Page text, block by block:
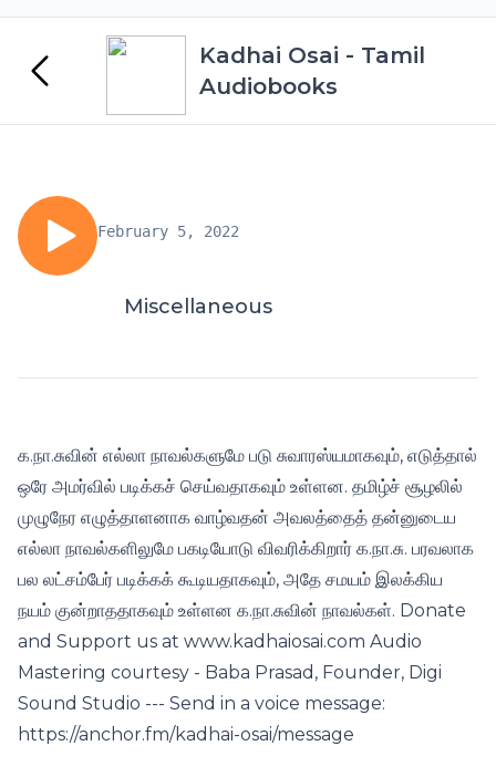
Kadhai Osai - Tamil
Audiobooks
February 5, 2022
Miscellaneous
க.நா.சுவின் எல்லா நாவல்களுமே படு சுவாரஸ்யமாகவும், எடுத்தால்
ஒரே அமர்வில் படிக்கச் செய்வதாகவும் உள்ளன. தமிழ்ச் சூழலில்
முழுநேர எழுத்தாளனாக வாழ்வதன் அவலத்தைத் தன்னுடைய
எல்லா நாவல்களிலுமே பகடியோடு விவரிக்கிறார் க.நா.சு. பரவலாக
பல லட்சம்பேர் படிக்கக் கூடியதாகவும், அதே சமயம் இலக்கிய
நயம் குன்றாததாகவும் உள்ளன க.நா.சுவின் நாவல்கள். Donate
and Support us at www.kadhaiosai.com Audio
Mastering courtesy - Baba Prasad, Founder, Digi
Sound Studio --- Send in a voice message:
https://anchor.fm/kadhai-osai/message